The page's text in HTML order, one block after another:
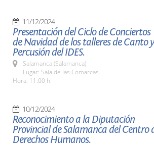
11/12/2024
Presentación del Ciclo de Conciertos
de Navidad de los talleres de Canto y
Percusión del IDES.
Salamanca (Salamanca)
Lugar: Sala de las Comarcas.
Hora: 11:00 h.
10/12/2024
Reconocimiento a la Diputación
Provincial de Salamanca del Centro
Derechos Humanos.